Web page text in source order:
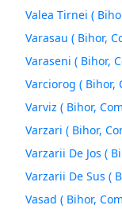
Valea Tirnei (
Varasau ( Bihor,
Varaseni ( Bihor,
Varciorog ( Bihor,
Varviz ( Bihor,
Varzari ( Bihor,
Varzarii De Jos (
Varzarii De Sus (
Vasad ( Bihor,